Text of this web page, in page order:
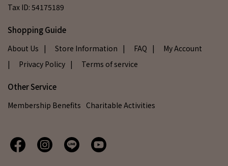
Tax ID: 54175189
Shopping Guide
About Us | Store Information | FAQ | My Account
| Privacy Policy | Terms of service
Other Service
Membership Benefits Charitable Activities